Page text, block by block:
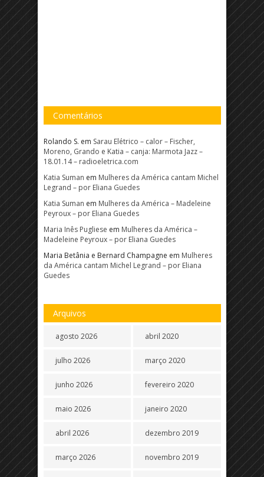
Comentários
Rolando S. em Sarau Elétrico – calor – Fischer,
Moreno, Grando e Katia – canja: Marmota Jazz –
18.01.14 – radioeletrica.com
Katia Suman em Mulheres da América cantam Michel
Legrand – por Eliana Guedes
Katia Suman em Mulheres da América – Madeleine
Peyroux – por Eliana Guedes
Maria Inês Pugliese em Mulheres da América –
Madeleine Peyroux – por Eliana Guedes
Maria Betânia e Bernard Champagne em Mulheres
da América cantam Michel Legrand – por Eliana
Guedes
Arquivos
agosto 2026
julho 2026
junho 2026
maio 2026
abril 2026
março 2026
abril 2020
março 2020
fevereiro 2020
janeiro 2020
dezembro 2019
novembro 2019